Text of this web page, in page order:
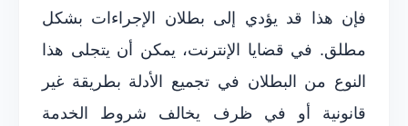
فإن هذا قد يؤدي إلى بطلان الإجراءات بشكل
مطلق. في قضايا الإنترنت، يمكن أن يتجلى هذا
النوع من البطلان في تجميع الأدلة بطريقة غير
قانونية أو في ظرف يخالف شروط الخدمة